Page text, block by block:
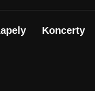
Koncerty